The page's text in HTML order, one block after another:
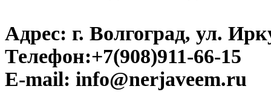
Адрес: г. Волгоград, ул.
Телефон:+7(908)911-66-15
E-mail: info@nerjaveem.ru